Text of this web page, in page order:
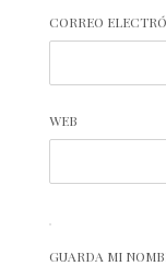
CORREO
WEB
GUARDA MI